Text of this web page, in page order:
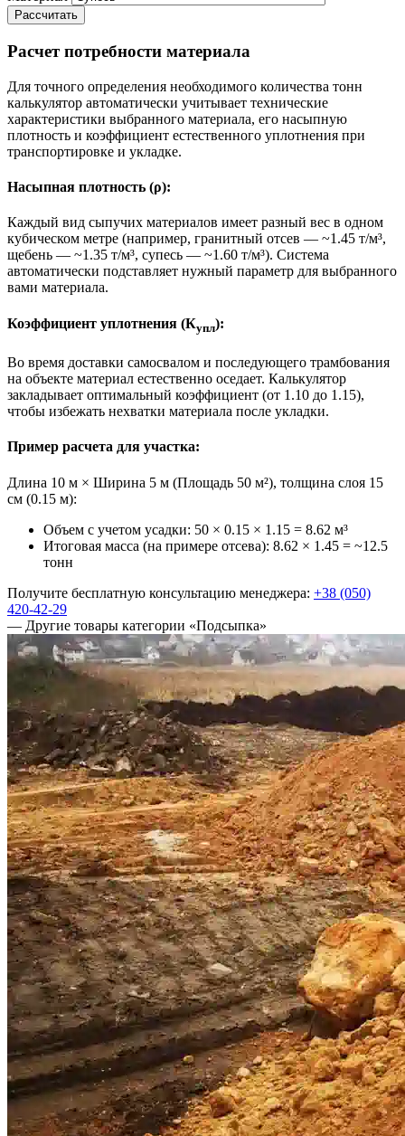
Рассчитать
Расчет потребности материала
Для точного определения необходимого количества тонн
калькулятор автоматически учитывает технические
характеристики выбранного материала, его насыпную
плотность и коэффициент естественного уплотнения при
транспортировке и укладке.
Насыпная плотность (ρ):
Каждый вид сыпучих материалов имеет разный вес в одном
кубическом метре (например, гранитный отсев — ~1.45 т/м³,
щебень — ~1.35 т/м³, супесь — ~1.60 т/м³). Система
автоматически подставляет нужный параметр для выбранного
вами материала.
Коэффициент уплотнения (Купл):
Во время доставки самосвалом и последующего трамбования
на объекте материал естественно оседает. Калькулятор
закладывает оптимальный коэффициент (от 1.10 до 1.15),
чтобы избежать нехватки материала после укладки.
Пример расчета для участка:
Длина 10 м × Ширина 5 м (Площадь 50 м²), толщина слоя 15
см (0.15 м):
Объем с учетом усадки: 50 × 0.15 × 1.15 = 8.62 м³
Итоговая масса (на примере отсева): 8.62 × 1.45 = ~12.5
тонн
Получите бесплатную консультацию менеджера: +38 (050)
420-42-29
— Другие товары категории «Подсыпка»